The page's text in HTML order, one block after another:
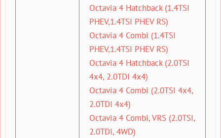
Octavia 4 Hatchback (1.4TSI
PHEV,1.4TSI PHEV RS)
Octavia 4 Combi (1.4TSI
PHEV,1.4TSI PHEV RS)
Octavia 4 Hatchback (2.0TSI
4x4, 2.0TDI 4x4)
Octavia 4 Combi (2.0TSI 4x4,
2.0TDI 4x4)
Octavia 4 Combi, VRS (2.0TSI,
2.0TDI, 4WD)